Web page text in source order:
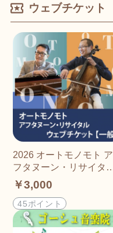
ウェブチケット
2026 オートモノモト ア
フタヌーン・リサイタル
チケット
￥3,000
45ポイント